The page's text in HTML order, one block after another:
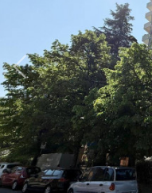
SIAMO
IMMOBILI
SERVIZI
CONTATTI
Affitto
Scegli
dove
cercare
Provincia